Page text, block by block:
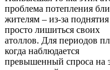
проблема потепления
жителям – из-за
просто лишиться своих
атоллов. Для периодов
когда наблюдается
превышенный спроса на